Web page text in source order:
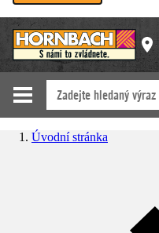
Úvodní stránka